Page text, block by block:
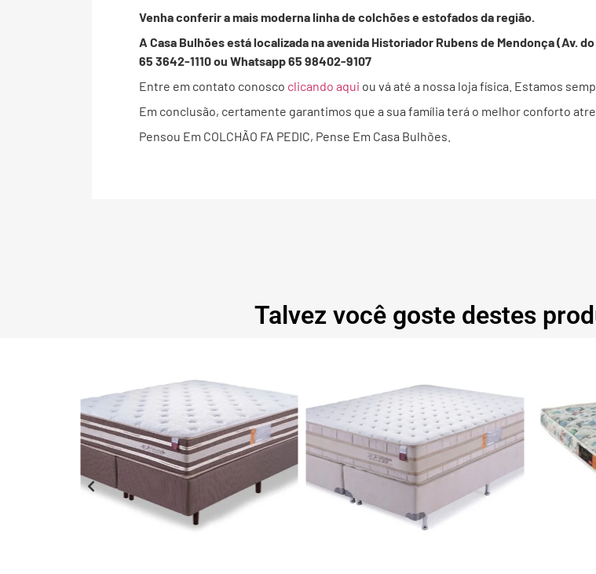
Venha conferir a mais moderna linha de colchões e estofados da região.
A Casa Bulhões está localizada na avenida Historiador Rubens de Mendonça (Av.
65 3642-1110 ou Whatsapp 65 98402-9107
Entre em contato conosco clicando aqui ou vá até a nossa loja física. Estamos
Em conclusão, certamente garantimos que a sua família terá o melhor conforto
Pensou Em COLCHÃO FA PEDIC, Pense Em Casa Bulhões.
Talvez você goste destes